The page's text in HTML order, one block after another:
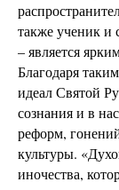
также ученик и
– является
Благодаря
идеал Святой
сознания и в
реформ,
культуры.
иночества,